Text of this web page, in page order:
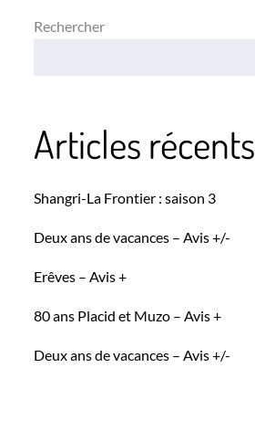
Rechercher
Articles récents
Shangri-La Frontier : saison 3
Deux ans de vacances – Avis +/-
Erêves – Avis +
80 ans Placid et Muzo – Avis +
Deux ans de vacances – Avis +/-